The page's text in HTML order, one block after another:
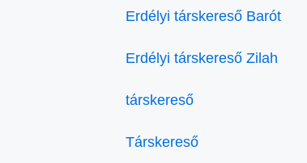
Erdélyi társkereső Barót
Erdélyi társkereső Zilah
társkereső
Társkereső